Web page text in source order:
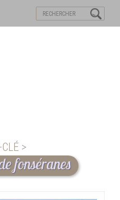
>
fonséranes